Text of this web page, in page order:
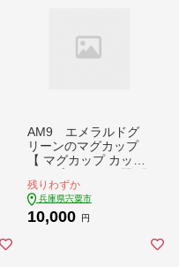
AM9 エメラルドグ
リーンのマグカップ
【 マグカップ カップ
窯 焼物 】
残りわずか
兵庫県宍粟市
10,000 円